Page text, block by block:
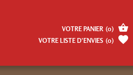
VOTRE PANIER (0)
VOTRE LISTE D’ENVIES (0)